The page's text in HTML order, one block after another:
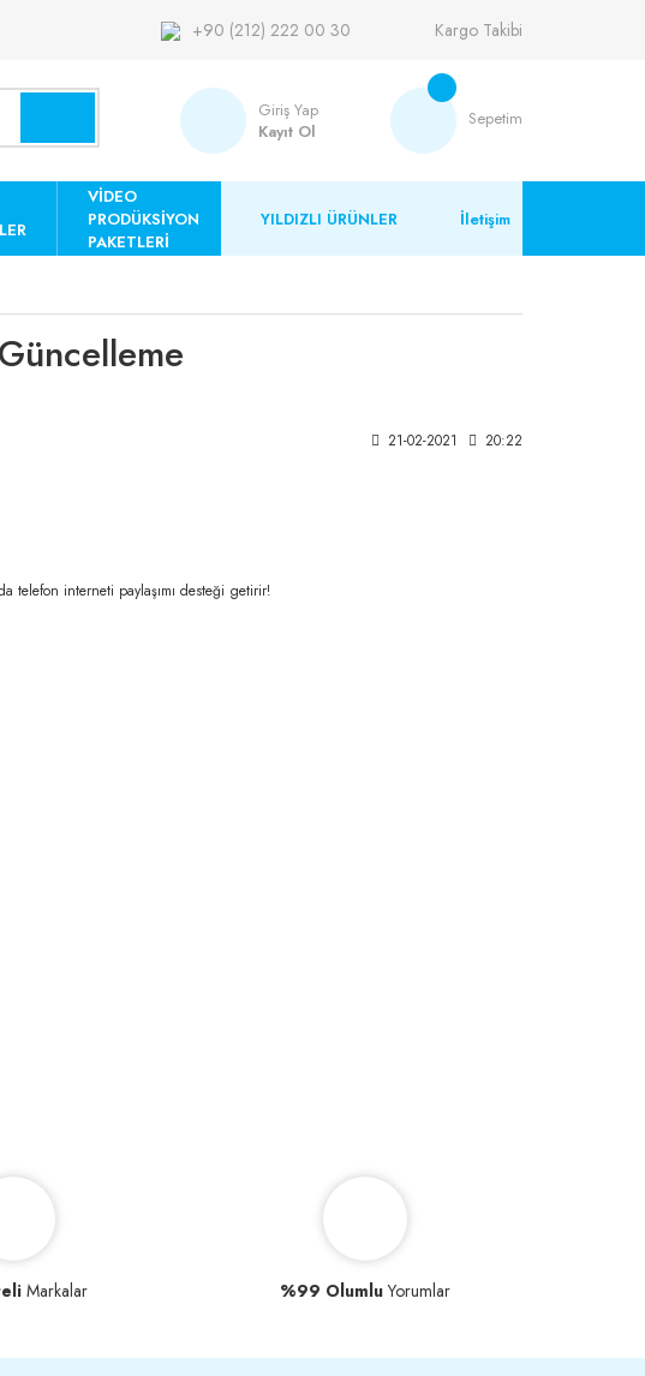
+90 (212) 222 00 30 Kargo Takibi
Giriş Yap
Kayıt Ol
Sepetim
VİDEO
PRODÜKSİYON
PAKETLERİ
YILDIZLI ÜRÜNLER İletişim
21-02-2021 20:22
telefon interneti paylaşımı desteği getirir!
Markalar %99 OlumluYorumlar